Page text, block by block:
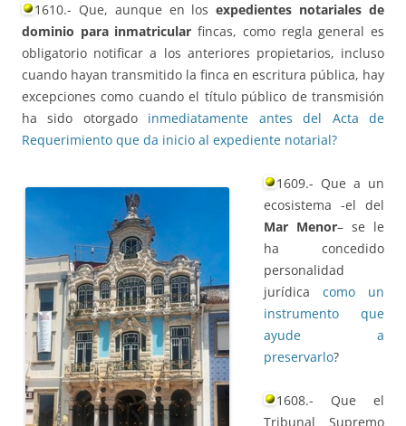
1610.- Que, aunque en losexpedientes notariales de
dominio para inmatricular fincas, como regla general es
obligatorio notificar a los anteriores propietarios, incluso
cuando hayan transmitido la finca en escritura pública, hay
excepciones como cuando el título público de transmisión
ha sido otorgado inmediatamente antes del Acta de
Requerimiento que da inicio al expediente notarial?
1609.- Que a un
ecosistema -el del
Mar Menor– se le
ha concedido
personalidad
jurídica como un
instrumento que
ayude a
preservarlo?
1608.- Que el
Tribunal Supremo